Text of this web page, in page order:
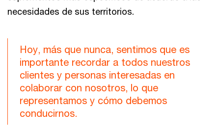
necesidades de sus territorios.
Hoy, más que nunca, sentimos que es
importante recordar a todos nuestros
clientes y personas interesadas en
colaborar con nosotros, lo que
representamos y cómo debemos
conducirnos.